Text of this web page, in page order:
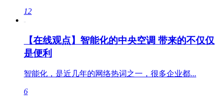
12
【在线观点】智能化的中央空调 带来的不仅仅
是便利
智能化，是近几年的网络热词之一，很多企业都...
6